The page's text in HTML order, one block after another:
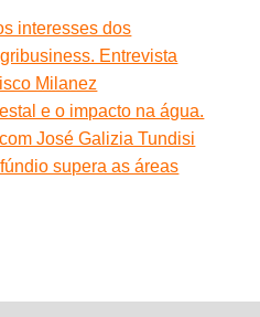
interesses dos
Entrevista
Milanez
e o impacto na água.
José Galizia Tundisi
supera as áreas